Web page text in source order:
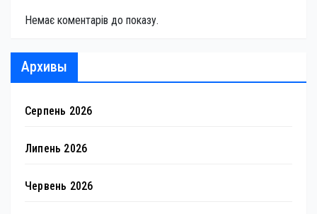
Немає коментарів до показу.
Архивы
Серпень 2026
Липень 2026
Червень 2026